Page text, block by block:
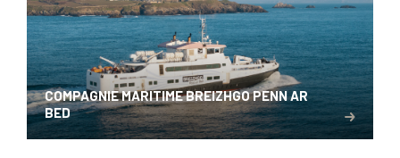
COMPAGNIE MARITIME BREIZHGO PENN AR
BED